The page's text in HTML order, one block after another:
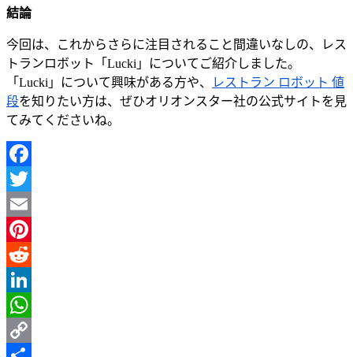
結論
今回は、これからさらに注目されること間違いなしの、レス
トランロボット「 Lucki 」についてご紹介しました。
「 Lucki 」について興味がある方や、
レストラン ロボット 値
段を知りたい方は、ぜひオリオンスター社の公式サイトを見
てみてくださいね。
Facebook
Twitter
Email
Pinterest
Reddit
LinkedIn
WhatsApp